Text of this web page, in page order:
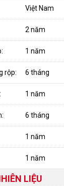
Việt Nam
2 năm
1 năm
rộp: 6 tháng
1 năm
6 tháng
1 năm
1 năm
LIỆU